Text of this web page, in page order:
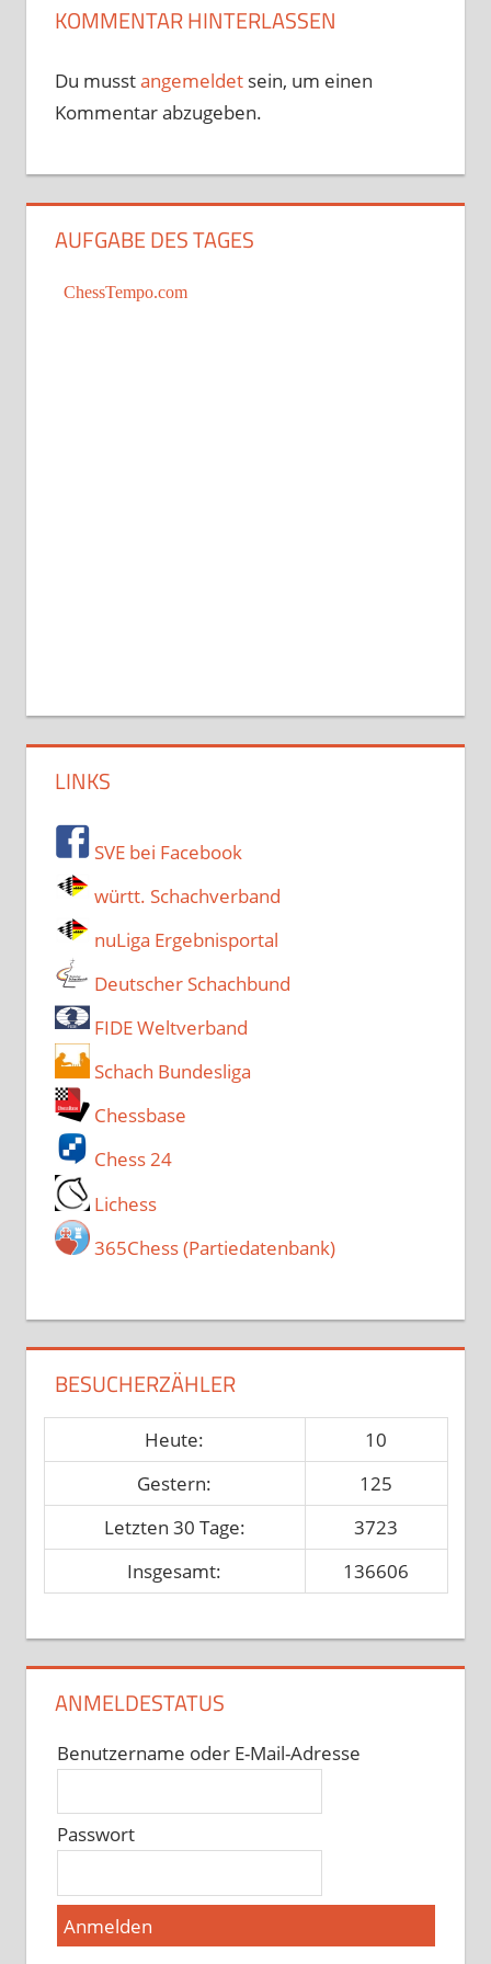
KOMMENTAR HINTERLASSEN
Du musstangemeldetsein, um einen
Kommentar abzugeben.
AUFGABE DES TAGES
LINKS
SVE bei Facebook
württ. Schachverband
nuLiga Ergebnisportal
Deutscher Schachbund
FIDE Weltverband
Schach Bundesliga
Chessbase
Chess 24
Lichess
365Chess (Partiedatenbank)
BESUCHERZÄHLER
Heute:
10
Gestern:
125
Letzten 30 Tage:
3723
Insgesamt:
136606
ANMELDESTATUS
Benutzername oder E-Mail-Adresse
Passwort